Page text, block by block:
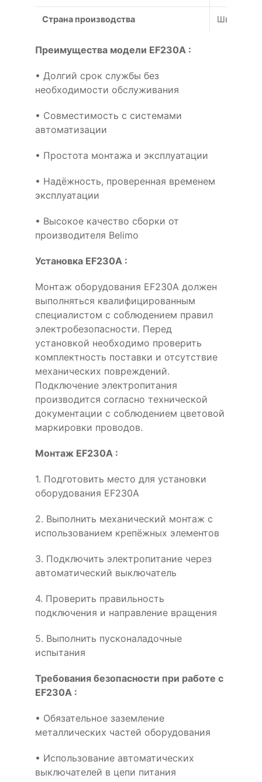
Страна производства
Преимущества модели EF230A :
• Долгий срок службы без
необходимости обслуживания
• Совместимость с системами
автоматизации
• Простота монтажа и эксплуатации
• Надёжность, проверенная временем
эксплуатации
• Высокое качество сборки от
производителя Belimo
Установка EF230A :
Монтаж оборудования EF230A должен
выполняться квалифицированным
специалистом с соблюдением правил
электробезопасности. Перед
установкой необходимо проверить
комплектность поставки и отсутствие
механических повреждений.
Подключение электропитания
производится согласно технической
документации с соблюдением цветовой
маркировки проводов.
Монтаж EF230A :
1. Подготовить место для установки
оборудования EF230A
2. Выполнить механический монтаж с
использованием крепёжных элементов
3. Подключить электропитание через
автоматический выключатель
4. Проверить правильность
подключения и направление вращения
5. Выполнить пусконаладочные
испытания
Требования безопасности при работе с
EF230A :
• Обязательное заземление
металлических частей оборудования
• Использование автоматических
выключателей в цепи питания